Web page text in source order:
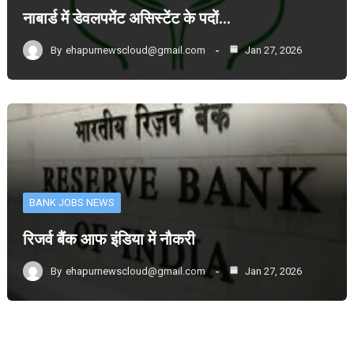
नाबार्ड में डेवलपमेंट असिस्टेंट के पदों…
By ehapurnewscloud@gmail.com Jan 27, 2026
BANK JOBS NEWS
रिजर्व बैंक आफ इंडिया में नौकरी
By ehapurnewscloud@gmail.com Jan 27, 2026